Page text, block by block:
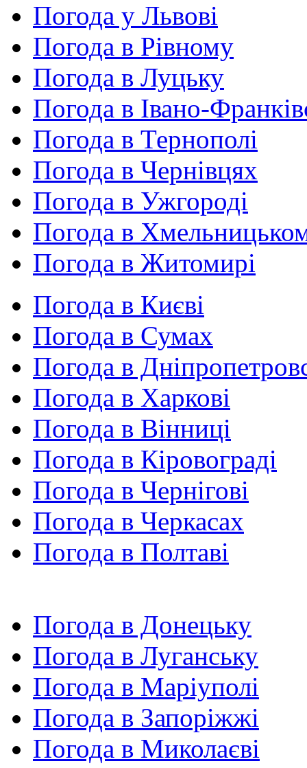
Погода у Львові
Погода в Рівному
Погода в Луцьку
Погода в Івано-
Погода в Тернополі
Погода в Чернівцях
Погода в Ужгороді
Погода в
Погода в Житомирі
Погода в Києві
Погода в Сумах
Погода в
Погода в Харкові
Погода в Вінниці
Погода в Кіровограді
Погода в Чернігові
Погода в Черкасах
Погода в Полтаві
Погода в Донецьку
Погода в Луганську
Погода в Маріуполі
Погода в Запоріжжі
Погода в Миколаєві